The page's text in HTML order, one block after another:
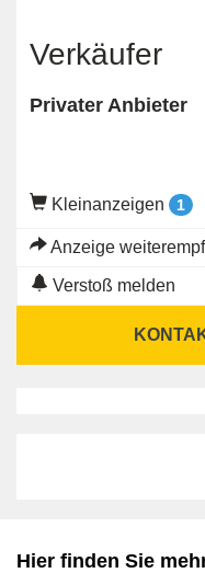
Verkäufer
Privater Anbieter
Kleinanzeigen 1
Anzeige
Verstoß melden
Hier finden Sie